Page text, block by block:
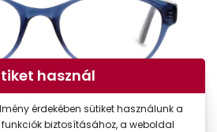
használ
érdekében sütiket használunk a
biztosításához, a weboldal